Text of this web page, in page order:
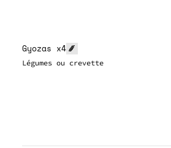
Gyozas x4
Légumes ou crevette